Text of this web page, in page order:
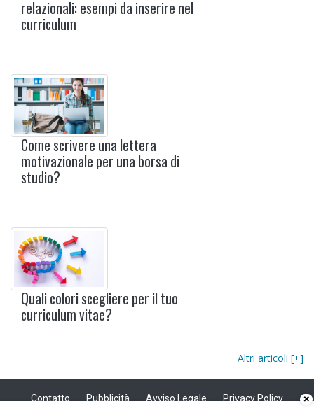
relazionali: esempi da inserire nel
curriculum
Come scrivere una lettera
motivazionale per una borsa di
studio?
Quali colori scegliere per il tuo
curriculum vitae?
Altri articoli [+]
Contatto Pubblicità Avviso Legale
Privacy Policy
×